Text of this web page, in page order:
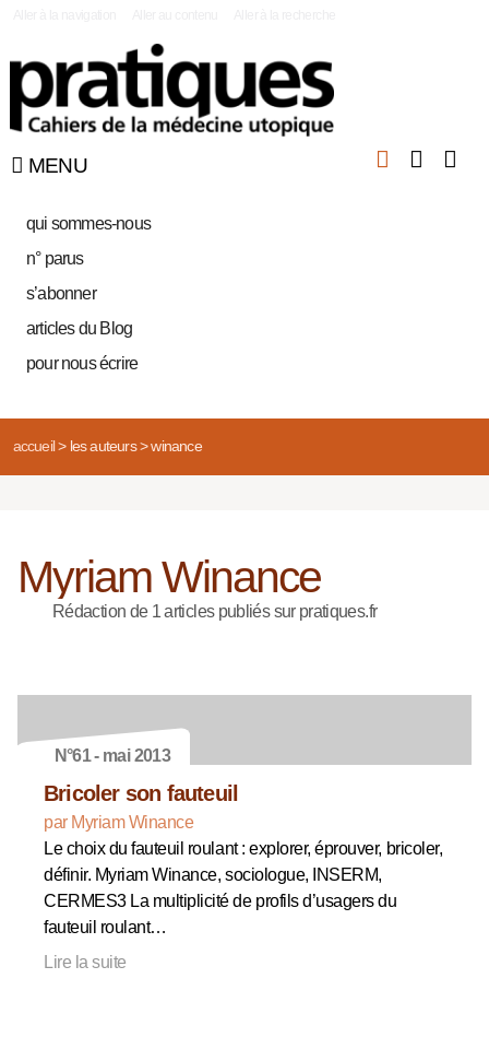
MENU
qui sommes-nous
n° parus
s’abonner
articles du Blog
pour nous écrire
accueil> les auteurs> winance
Myriam Winance
Rédaction de 1 articles publiés sur pratiques.fr
N°61 - mai 2013
Bricoler son fauteuil
par Myriam Winance
Le choix du fauteuil roulant : explorer, éprouver, bricoler,
définir. Myriam Winance, sociologue, INSERM,
CERMES3 La multiplicité de profils d’usagers du
fauteuil roulant…
Lire la suite